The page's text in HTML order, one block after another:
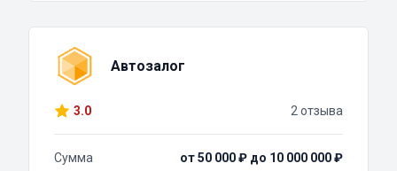
Автозалог
3.0 2 отзыва
Сумма
от 50 000 ₽ до 10 000 000 ₽